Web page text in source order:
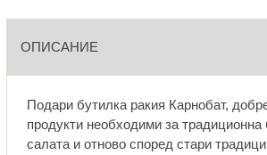
ОПИСАНИЕ
Подари бутилка ракия Карнобат,
продукти необходими за традиционна
салата и отново според стари